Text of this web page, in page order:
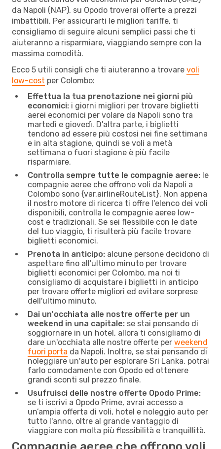
da Napoli (NAP), su Opodo troverai offerte a prezzi
imbattibili. Per assicurarti le migliori tariffe, ti
consigliamo di seguire alcuni semplici passi che ti
aiuteranno a risparmiare, viaggiando sempre con la
massima comodità.
Ecco 5 utili consigli che ti aiuteranno a trovare voli
low-cost per Colombo:
Effettua la tua prenotazione nei giorni più
economici: i giorni migliori per trovare biglietti
aerei economici per volare da Napoli sono tra
martedì e giovedì. D'altra parte, i biglietti
tendono ad essere più costosi nei fine settimana
e in alta stagione, quindi se voli a metà
settimana o fuori stagione è più facile
risparmiare.
Controlla sempre tutte le compagnie aeree: le
compagnie aeree che offrono voli da Napoli a
Colombo sono {​var.airlineRouteList}. Non appena
il nostro motore di ricerca ti offre l'elenco dei voli
disponibili, controlla le compagnie aeree low-
cost e tradizionali. Se sei flessibile con le date
del tuo viaggio, ti risulterà più facile trovare
biglietti economici.
Prenota in anticipo: alcune persone decidono di
aspettare fino all'ultimo minuto per trovare
biglietti economici per Colombo, ma noi ti
consigliamo di acquistare i biglietti in anticipo
per trovare offerte migliori ed evitare sorprese
dell'ultimo minuto.
Dai un'occhiata alle nostre offerte per un
weekend in una capitale: se stai pensando di
soggiornare in un hotel, allora ti consigliamo di
dare un'occhiata alle nostre offerte per weekend
fuori porta da Napoli. Inoltre, se stai pensando di
noleggiare un'auto per esplorare Sri Lanka, potrai
farlo comodamente con Opodo ed ottenere
grandi sconti sul prezzo finale.
Usufruisci delle nostre offerte Opodo Prime:
se ti iscrivi a Opodo Prime, avrai accesso a
un’ampia offerta di voli, hotel e noleggio auto per
tutto l'anno, oltre al grande vantaggio di
viaggiare con molta più flessibilità e tranquillità.